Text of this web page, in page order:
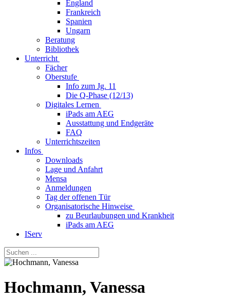
England
Frankreich
Spanien
Ungarn
Beratung
Bibliothek
Unterricht
Fächer
Oberstufe
Info zum Jg. 11
Die Q-Phase (12/13)
Digitales Lernen
iPads am AEG
Ausstattung und Endgeräte
FAQ
Unterrichtszeiten
Infos
Downloads
Lage und Anfahrt
Mensa
Anmeldungen
Tag der offenen Tür
Organisatorische Hinweise
zu Beurlaubungen und Krankheit
iPads am AEG
IServ
Hochmann, Vanessa